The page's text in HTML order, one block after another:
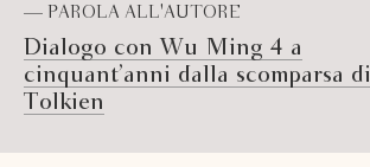
— PAROLA ALL'AUTORE
Dialogo con Wu Ming 4 a
cinquant’anni dalla scomparsa di
Tolkien